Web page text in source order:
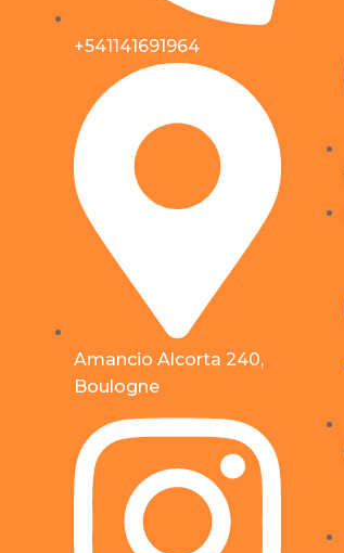
+541141691964
Amancio Alcorta 240,
Boulogne